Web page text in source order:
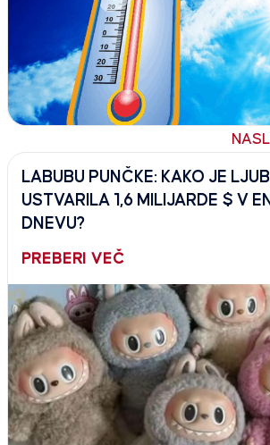
LABUBU PUNČKE: KAKO JE
USTVARILA 1,6 MILIJARDE $ V
DNEVU?
PREBERI VEČ